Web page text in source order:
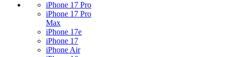
iPhone 17 Pro
iPhone 17 Pro
Max
iPhone 17e
iPhone 17
iPhone Air